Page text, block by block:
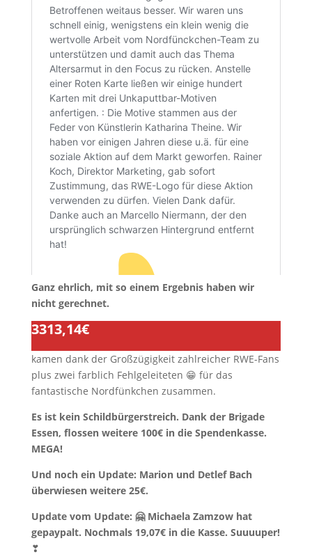
Ganz ehrlich, mit so einem Ergebnis haben wir
nicht gerechnet.
3313,14€
kamen dank der Großzügigkeit zahlreicher RWE-Fans
plus zwei farblich Fehlgeleiteten 😁 für das
fantastische Nordfünkchen zusammen.
Es ist kein Schildbürgerstreich. Dank der Brigade
Essen, flossen weitere 100€ in die Spendenkasse.
MEGA!
Und noch ein Update: Marion und Detlef Bach
überwiesen weitere 25€.
Update vom Update: 🤗 Michaela Zamzow hat
gepaypalt. Nochmals 19,07€ in die Kasse. Suuuuper!
❣